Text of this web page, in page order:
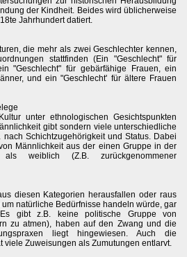
der Kindheit. Beides wird üblicherweise
Jahrhundert datiert.
die mehr als zwei Geschlechter kennen,
stattfinden (Ein "Geschlecht" für
"Geschlecht" für gebärfähige Frauen, ein
und ein "Geschlecht' für ältere Frauen
unter ethnologischen Gesichtspunkten
gibt sondern viele unterschiedliche
Schichtzugehörigkeit und Status. Dabei
Männlichkeit aus der einen Gruppe in der
weiblich (Z.B. zurückgenommener
diesen Kategorien herausfallen oder raus
natürliche Bedürfnisse handeln würde, gar
gibt z.B. keine politische Gruppe von
zu atmen), haben auf den Zwang und die
liegt hingewiesen. Auch die
viele Zuweisungen als Zumutungen entlarvt.